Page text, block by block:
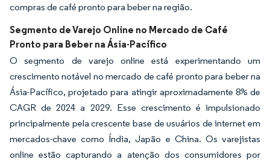
compras de café pronto para beber na região.
Segmento de Varejo Online no Mercado de Café
Pronto para Beber na Ásia-Pacífico
O segmento de varejo online está experimentando um
crescimento notável no mercado de café pronto para beber na
Ásia-Pacífico, projetado para atingir aproximadamente 8% de
CAGR de 2024 a 2029. Esse crescimento é impulsionado
principalmente pela crescente base de usuários de internet em
mercados-chave como Índia, Japão e China. Os varejistas
online estão capturando a atenção dos consumidores por